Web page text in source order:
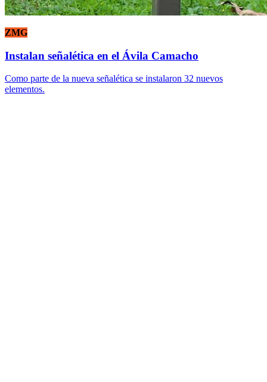
ZMG
Instalan señalética en el Ávila Camacho
Como parte de la nueva señalética se instalaron 32 nuevos
elementos.